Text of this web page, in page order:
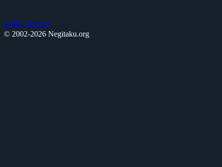
お問い合わせ
© 2002-2026 Negitaku.org